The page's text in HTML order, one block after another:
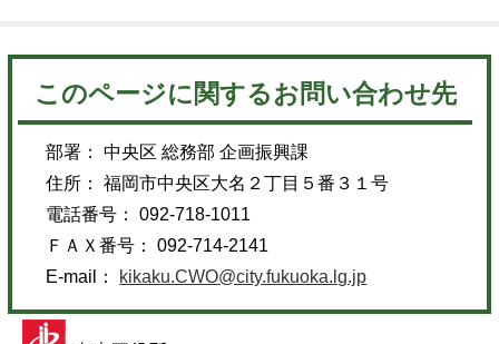
このページに関するお問い合わせ先
部署： 中央区 総務部 企画振興課
住所： 福岡市中央区大名２丁目５番３１号
電話番号： 092-718-1011
ＦＡＸ番号： 092-714-2141
E-mail：
kikaku.CWO@city.fukuoka.lg.jp